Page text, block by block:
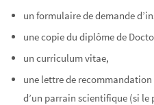
un formulaire de demande
une copie du diplôme de
un curriculum vitae,
une lettre de
d’un parrain scientifique (si le